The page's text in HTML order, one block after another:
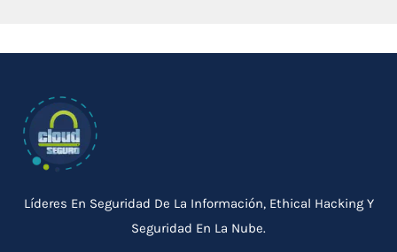
Líderes En Seguridad De La Información, Ethical Hacking Y
Seguridad En La Nube.